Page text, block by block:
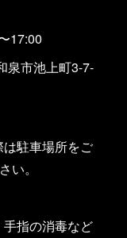
17:00
泉市池上町3-7-
駐車場所をご
い。
指の消毒など